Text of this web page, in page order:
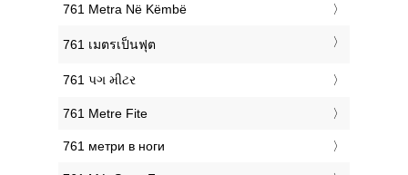
‎761 Metra Në Këmbë
‎761 เมตรเป็นฟุต
‎761 પગ મીટર
‎761 Metre Fite
‎761 метри в ноги